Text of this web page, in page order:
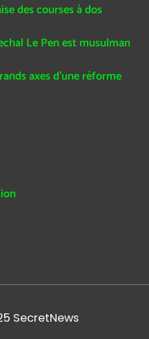
des courses à dos
Le Pen est musulman
axes d’une réforme
SecretNews